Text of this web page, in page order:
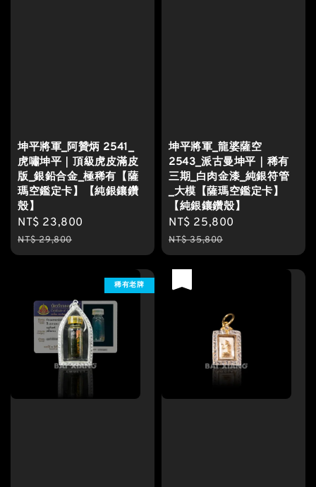
坤平將軍_阿贊炳 2541_
虎嘯坤平｜頂級虎皮滿皮
版_銀鉛合金_極稀有【薩
瑪空鑑定卡】【純銀鑲鑽
殼】
Sale
price
NT$ 23,800
NT$ 29,800
坤平將軍_龍婆薩空
2543_派古曼坤平｜稀有
三期_白肉金漆_純銀符管
_大模【薩瑪空鑑定卡】
【純銀鑲鑽殼】
Sale
price
NT$ 25,800
NT$ 35,800
稀有老牌